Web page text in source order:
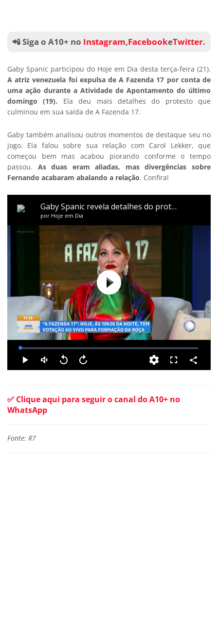
📲 Siga o A10+ no Instagram,FacebookeTwitter.
Gaby Spanic participou do Hoje em Dia desta terça-feira (21).
A atriz venezuela foi expulsa de A Fazenda 17 por conta de
uma ação durante a Atividade de Apontamento do último
domingo (19). Ela deu mais detalhes do protesto que
culminou em sua saída de A Fazenda 17.
Gaby também analisou outros momentos de destaque seu no
jogo. Ela falou sobre sua relação com Carol Lekker, que
começou bem mas acabou piorando conforme o tempo
passou. As duas eram aliadas, mas divergências sobre
Fernando acabaram abalando a relação. Confira!
✅ Clique aqui para seguir o canal do A10+ no
WhatsApp
Fonte: R7